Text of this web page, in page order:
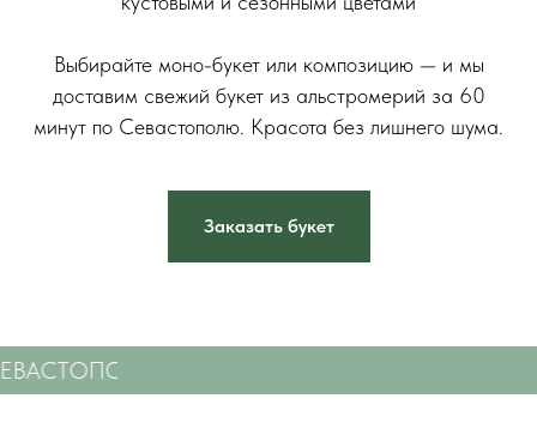
Выбирайте моно-букет или композицию — и мы
доставим свежий букет из альстромерий за 60
минут по Севастополю. Красота без лишнего шума.
Заказать букет